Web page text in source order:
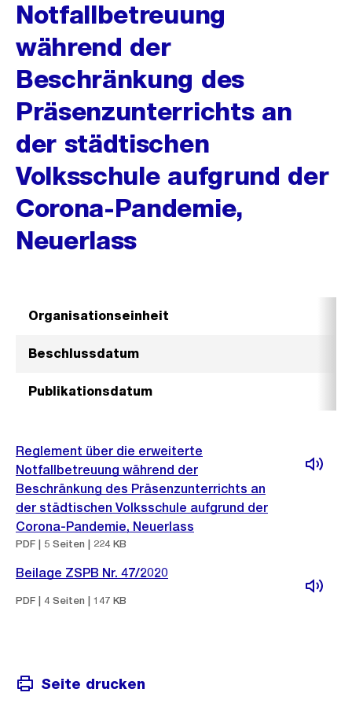
Notfallbetreuung
während der
Beschränkung des
Präsenzunterrichts an
der städtischen
Volksschule aufgrund der
Corona-Pandemie,
Neuerlass
Organisationseinheit
Beschlussdatum
Publikationsdatum
Reglement über die erweiterte
Notfallbetreuung während der
Beschränkung des Präsenzunterrichts an
der städtischen Volksschule aufgrund der
Corona-Pandemie, Neuerlass
PDF | 5 Seiten | 224 KB
Beilage ZSPB Nr. 47/2020
PDF | 4 Seiten | 147 KB
Seite drucken